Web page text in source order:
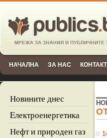
НАЧАЛНА ЗА НАС
Новините днес
Eлектроенергетика
Нефт и природен газ